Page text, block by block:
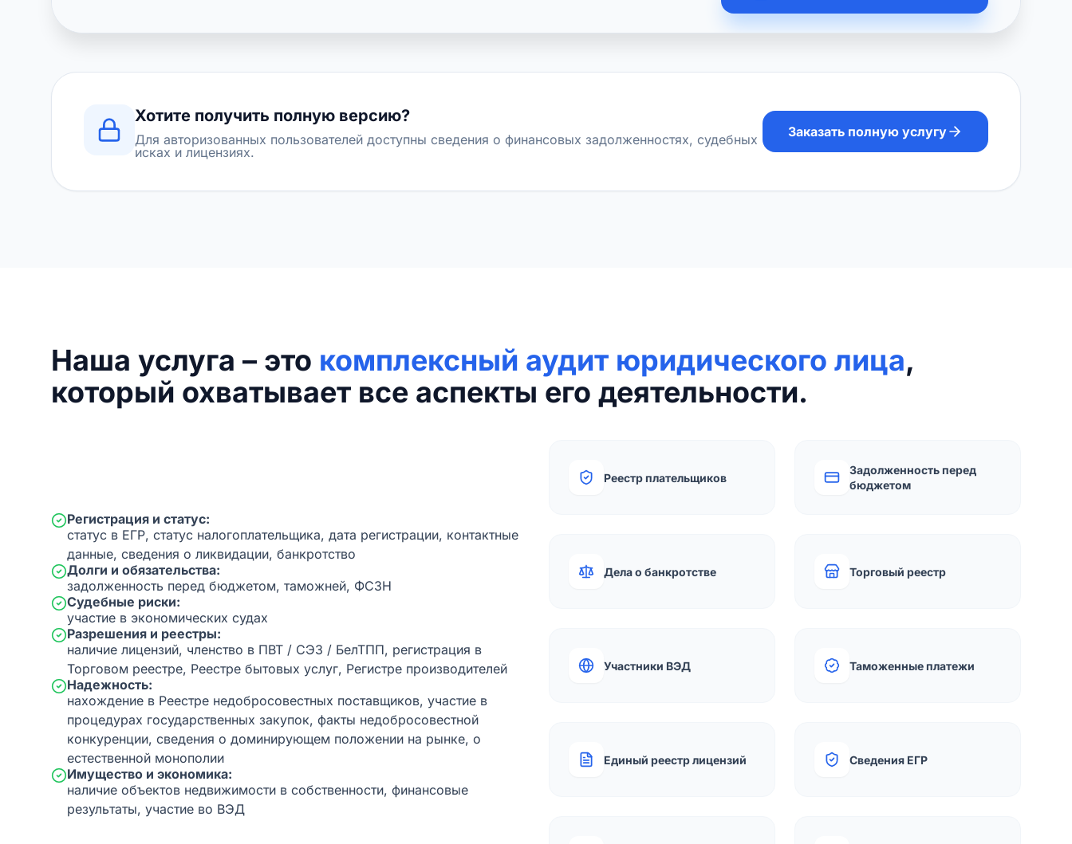
Хотите получить полную версию?
Для авторизованных пользователей доступны сведения о финансовых задолженностях, судебных
исках и лицензиях.
Заказать полную услугу
Наша услуга – это комплексный аудит юридического лица,
который охватывает все аспекты его деятельности.
Регистрация и статус:
статус в ЕГР, статус налогоплательщика, дата регистрации, контактные
данные, сведения о ликвидации, банкротство
Долги и обязательства:
задолженность перед бюджетом, таможней, ФСЗН
Судебные риски:
участие в экономических судах
Разрешения и реестры:
наличие лицензий, членство в ПВТ / СЭЗ / БелТПП, регистрация в
Торговом реестре, Реестре бытовых услуг, Регистре производителей
Надежность:
нахождение в Реестре недобросовестных поставщиков, участие в
процедурах государственных закупок, факты недобросовестной
конкуренции, сведения о доминирующем положении на рынке, о
естественной монополии
Имущество и экономика:
наличие объектов недвижимости в собственности, финансовые
результаты, участие во ВЭД
Реестр плательщиков
Задолженность перед
бюджетом
Дела о банкротстве Торговый реестр
Участники ВЭД Таможенные платежи
Единый реестр лицензий Сведения ЕГР